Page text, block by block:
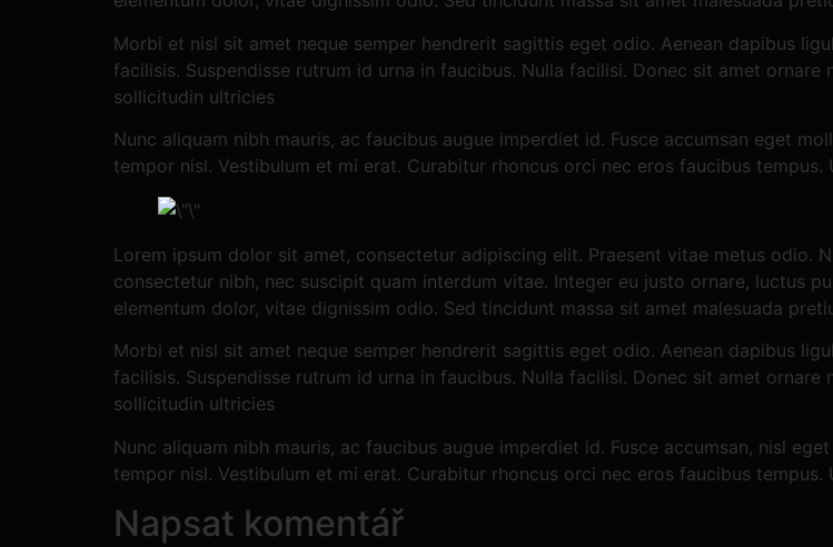
Morbi et nisl sit amet neque semper hendrerit sagittis eget odio. Aenean dapibus
facilisis. Suspendisse rutrum id urna in faucibus. Nulla facilisi. Donec sit amet
sollicitudin ultricies
Nunc aliquam nibh mauris, ac faucibus augue imperdiet id. Fusce accumsan eget
tempor nisl. Vestibulum et mi erat. Curabitur rhoncus orci nec eros faucibus
Lorem ipsum dolor sit amet, consectetur adipiscing elit. Praesent vitae metus odio.
consectetur nibh, nec suscipit quam interdum vitae. Integer eu justo ornare, luctus
elementum dolor, vitae dignissim odio. Sed tincidunt massa sit amet malesuada
Morbi et nisl sit amet neque semper hendrerit sagittis eget odio. Aenean dapibus
facilisis. Suspendisse rutrum id urna in faucibus. Nulla facilisi. Donec sit amet
sollicitudin ultricies
Nunc aliquam nibh mauris, ac faucibus augue imperdiet id. Fusce accumsan, nisl
tempor nisl. Vestibulum et mi erat. Curabitur rhoncus orci nec eros faucibus
Napsat komentář